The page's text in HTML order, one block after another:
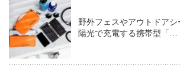
野外フェスやアウトドア
陽光で充電する携帯型「…